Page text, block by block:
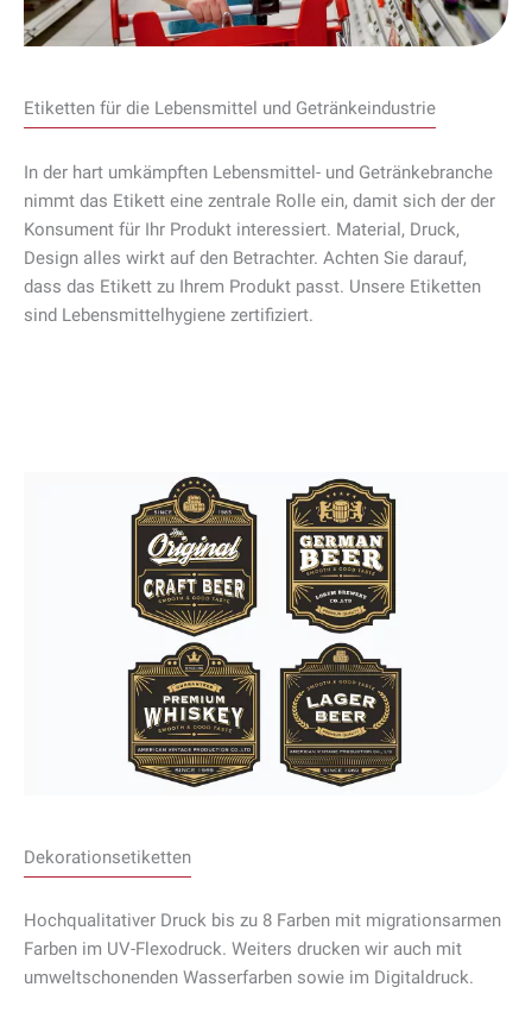
Etiketten für die Lebensmittel und Getränkeindustrie
In der hart umkämpften Lebensmittel- und Getränkebranche
nimmt das Etikett eine zentrale Rolle ein, damit sich der der
Konsument für Ihr Produkt interessiert. Material, Druck,
Design alles wirkt auf den Betrachter. Achten Sie darauf,
dass das Etikett zu Ihrem Produkt passt. Unsere Etiketten
sind Lebensmittelhygiene zertifiziert.
Dekorationsetiketten
Hochqualitativer Druck bis zu 8 Farben mit migrationsarmen
Farben im UV-Flexodruck. Weiters drucken wir auch mit
umweltschonenden Wasserfarben sowie im Digitaldruck.